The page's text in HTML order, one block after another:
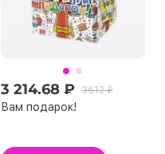
3 214.68 ₽ 3612 ₽
Вам подарок!